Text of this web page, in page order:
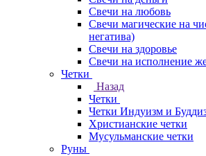
Свечи на любовь
Свечи магические на
негатива)
Свечи на здоровье
Свечи на исполнение
Четки
Назад
Четки
Четки Индуизм и
Христианские четки
Мусульманские четки
Руны